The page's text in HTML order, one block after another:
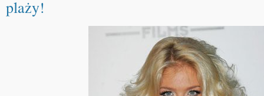
plaży!